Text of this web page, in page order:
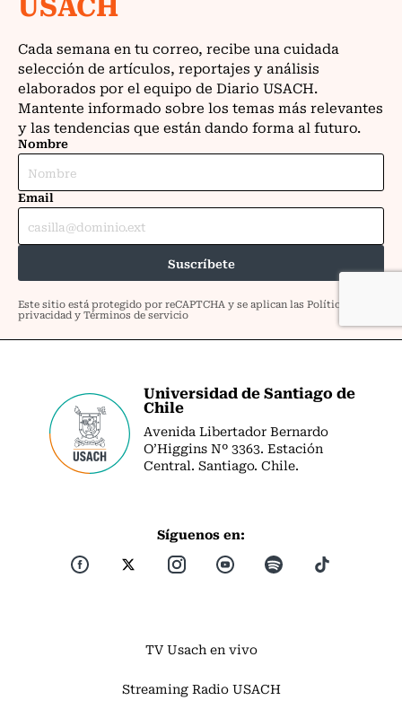
Universidad de Santiago de
Chile
Avenida Libertador Bernardo
O’Higgins Nº 3363. Estación
Central. Santiago. Chile.
Síguenos en:
TV Usach en vivo
Streaming Radio USACH